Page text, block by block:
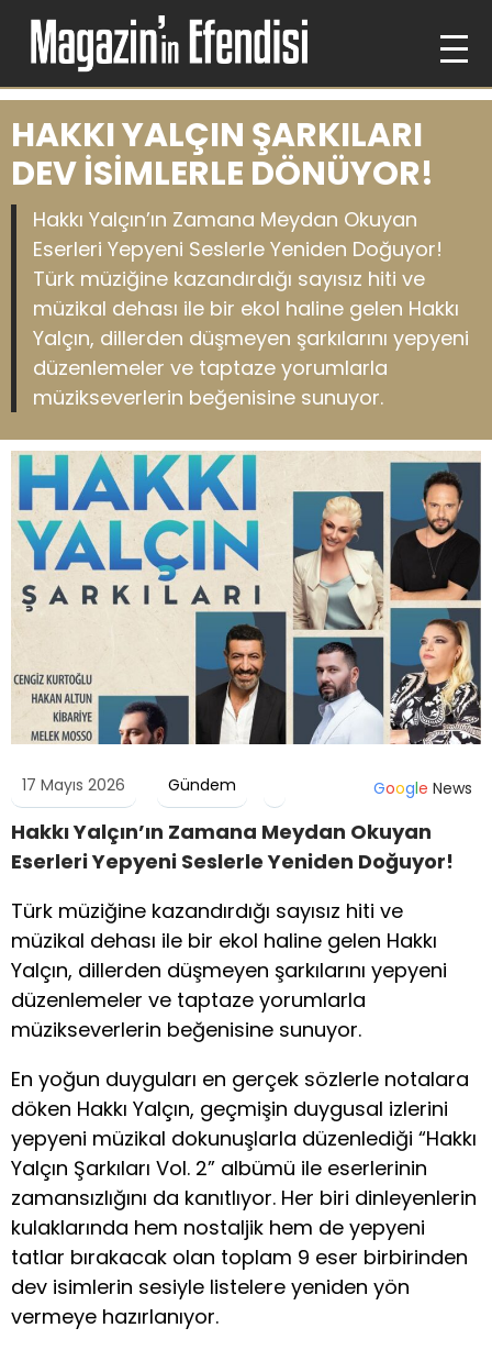
HAKKI YALÇIN ŞARKILARI
DEV İSİMLERLE DÖNÜYOR!
Hakkı Yalçın’ın Zamana Meydan Okuyan
Eserleri Yepyeni Seslerle Yeniden Doğuyor!
Türk müziğine kazandırdığı sayısız hiti ve
müzikal dehası ile bir ekol haline gelen Hakkı
Yalçın, dillerden düşmeyen şarkılarını yepyeni
düzenlemeler ve taptaze yorumlarla
müzikseverlerin beğenisine sunuyor.
17 Mayıs 2026 Gündem Google News
Hakkı Yalçın’ın Zamana Meydan Okuyan
Eserleri Yepyeni Seslerle Yeniden Doğuyor!
Türk müziğine kazandırdığı sayısız hiti ve
müzikal dehası ile bir ekol haline gelen Hakkı
Yalçın, dillerden düşmeyen şarkılarını yepyeni
düzenlemeler ve taptaze yorumlarla
müzikseverlerin beğenisine sunuyor.
En yoğun duyguları en gerçek sözlerle notalara
döken Hakkı Yalçın, geçmişin duygusal izlerini
yepyeni müzikal dokunuşlarla düzenlediği “Hakkı
Yalçın Şarkıları Vol. 2” albümü ile eserlerinin
zamansızlığını da kanıtlıyor. Her biri dinleyenlerin
kulaklarında hem nostaljik hem de yepyeni
tatlar bırakacak olan toplam 9 eser birbirinden
dev isimlerin sesiyle listelere yeniden yön
vermeye hazırlanıyor.